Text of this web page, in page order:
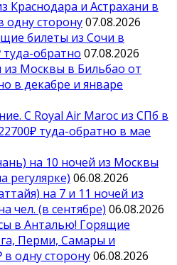
Краснодара и Астрахани в
одну сторону07.08.2026
билеты из Сочи в
обратно 07.08.2026
из Москвы в Бильбао от
в декабре и январе
С Royal Air Maroc из СПб в
туда-обратно в мае
на 10 ночей из Москвы
регулярке) 06.08.2026
на 7 и 11 ночей из
чел. (в сентябре) 06.08.2026
в Анталью! Горящие
Перми, Самары и
в одну сторону06.08.2026